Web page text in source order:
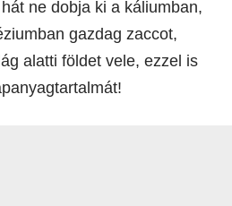
ne dobja ki a káliumban,
gazdag zaccot,
alatti földet vele, ezzel is